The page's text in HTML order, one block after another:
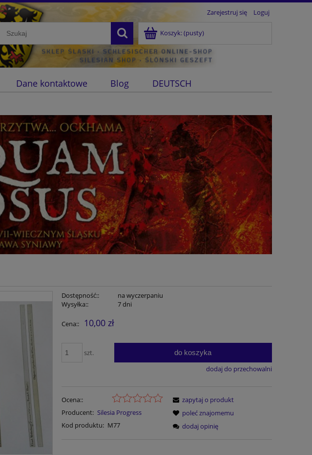
Zarejestruj się Loguj
Koszyk:(pusty)
Dane kontaktowe Blog DEUTSCH
Dostępność::
na wyczerpaniu
Wysyłka::
7 dni
Cena:: 10,00 zł
szt. do koszyka
dodaj do przechowalni
Ocena::
Producent: Silesia Progress
Kod produktu: M77
zapytaj o produkt
poleć znajomemu
dodaj opinię